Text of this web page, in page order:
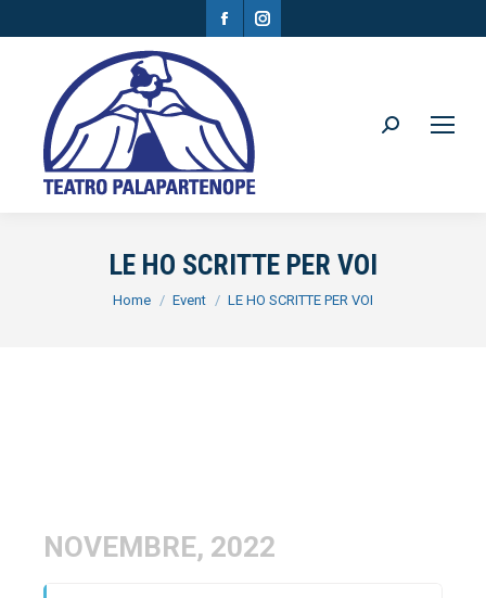
Facebook
opens
in
new
window
Instagram
Search:
LE HO SCRITTE PER VOI
You are here:
Home Event LE HO SCRITTE PER VOI
NOVEMBRE, 2022